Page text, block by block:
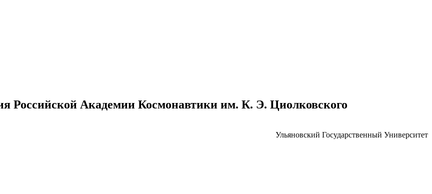
Российской Академии Космонавтики им. К. Э. Циолковского
Ульяновский Государственный Университет